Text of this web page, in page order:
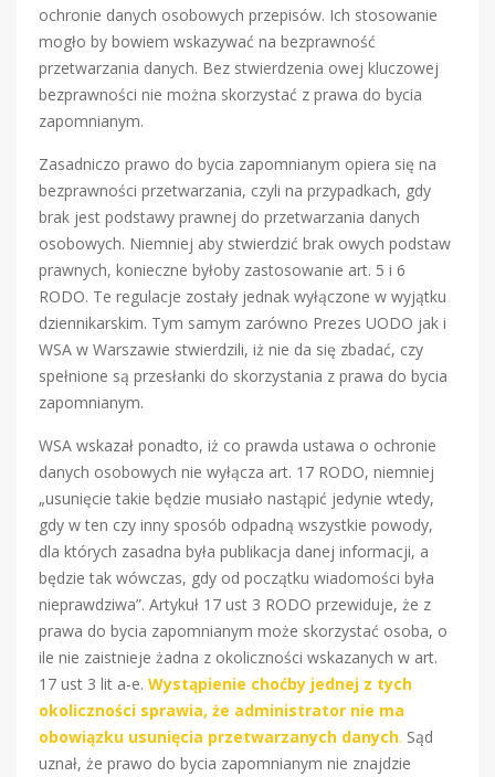
ochronie danych osobowych przepisów. Ich stosowanie
mogło by bowiem wskazywać na bezprawność
przetwarzania danych. Bez stwierdzenia owej kluczowej
bezprawności nie można skorzystać z prawa do bycia
zapomnianym.
Zasadniczo prawo do bycia zapomnianym opiera się na
bezprawności przetwarzania, czyli na przypadkach, gdy
brak jest podstawy prawnej do przetwarzania danych
osobowych. Niemniej aby stwierdzić brak owych podstaw
prawnych, konieczne byłoby zastosowanie art. 5 i 6
RODO. Te regulacje zostały jednak wyłączone w wyjątku
dziennikarskim. Tym samym zarówno Prezes UODO jak i
WSA w Warszawie stwierdzili, iż nie da się zbadać, czy
spełnione są przesłanki do skorzystania z prawa do bycia
zapomnianym.
WSA wskazał ponadto, iż co prawda ustawa o ochronie
danych osobowych nie wyłącza art. 17 RODO, niemniej
„usunięcie takie będzie musiało nastąpić jedynie wtedy,
gdy w ten czy inny sposób odpadną wszystkie powody,
dla których zasadna była publikacja danej informacji, a
będzie tak wówczas, gdy od początku wiadomości była
nieprawdziwa”. Artykuł 17 ust 3 RODO przewiduje, że z
prawa do bycia zapomnianym może skorzystać osoba, o
ile nie zaistnieje żadna z okoliczności wskazanych w art.
17 ust 3 lit a-e. Wystąpienie choćby jednej z tych
okoliczności sprawia, że administrator nie ma
obowiązku usunięcia przetwarzanych danych. Sąd
uznał, że prawo do bycia zapomnianym nie znajdzie